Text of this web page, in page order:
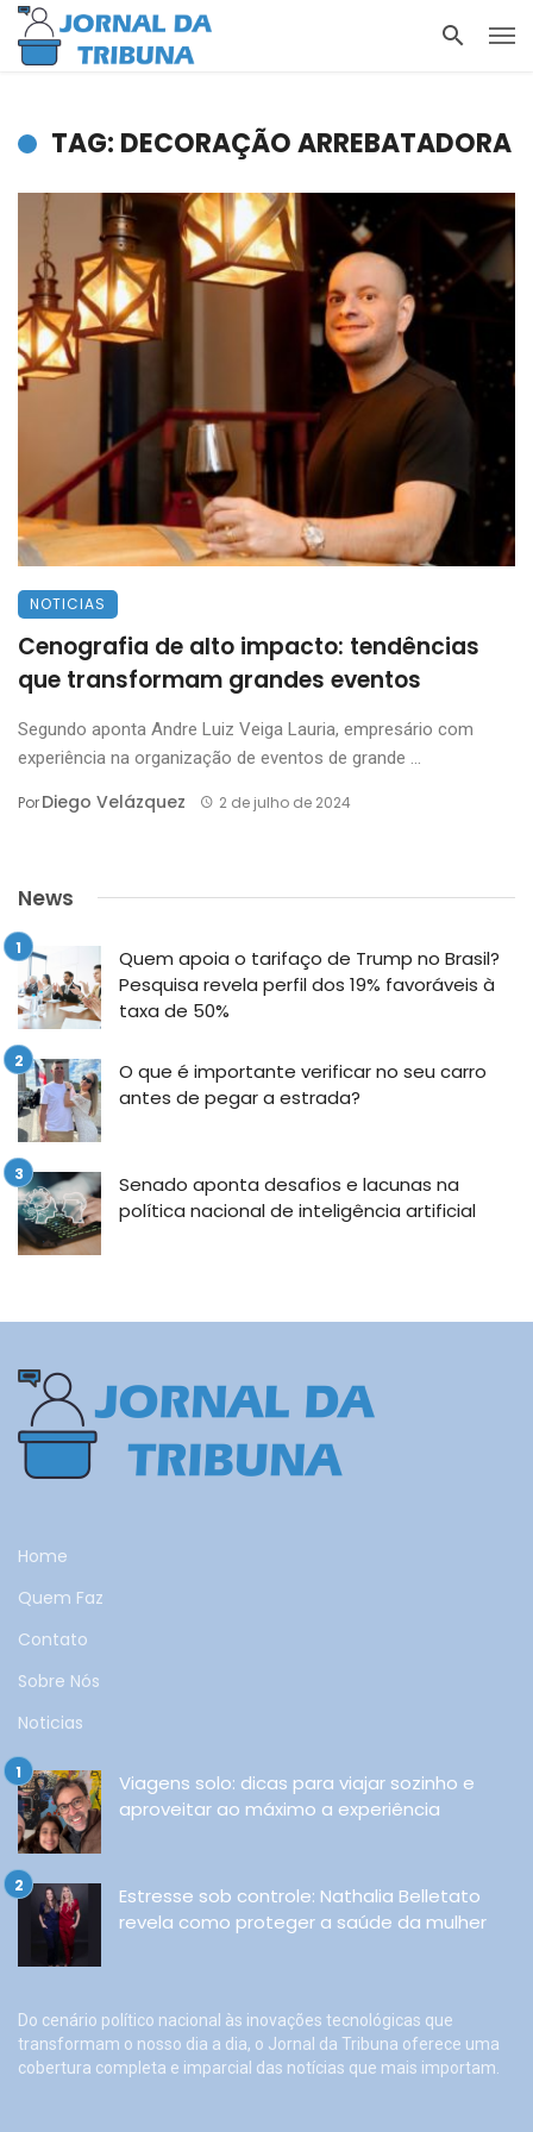
TAG: DECORAÇÃO ARREBATADORA
NOTICIAS
Cenografia de alto impacto: tendências
que transformam grandes eventos
Segundo aponta Andre Luiz Veiga Lauria, empresário com
experiência na organização de eventos de grande ...
PorDiego Velázquez 2 de julho de 2024
News
Quem apoia o tarifaço de Trump no Brasil?
Pesquisa revela perfil dos 19% favoráveis à
taxa de 50%
O que é importante verificar no seu carro
antes de pegar a estrada?
Senado aponta desafios e lacunas na
política nacional de inteligência artificial
Home
Quem Faz
Contato
Sobre Nós
Noticias
Viagens solo: dicas para viajar sozinho e
aproveitar ao máximo a experiência
Estresse sob controle: Nathalia Belletato
revela como proteger a saúde da mulher
Do cenário político nacional às inovações tecnológicas que
transformam o nosso dia a dia, o Jornal da Tribuna oferece uma
cobertura completa e imparcial das notícias que mais importam.